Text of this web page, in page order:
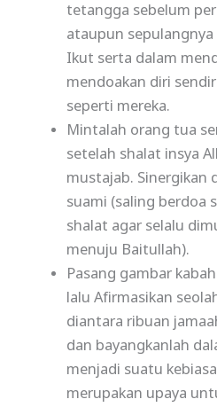
tetangga sebelum
ataupun
Ikut serta dalam
mendoakan diri
seperti mereka.
Mintalah orang tua
setelah shalat insya
mustajab. Sinergikan
suami (saling berdoa
shalat agar selalu
menuju Baitullah).
Pasang gambar
lalu Afirmasikan
diantara ribuan
dan bayangkanlah
menjadi suatu
merupakan upaya